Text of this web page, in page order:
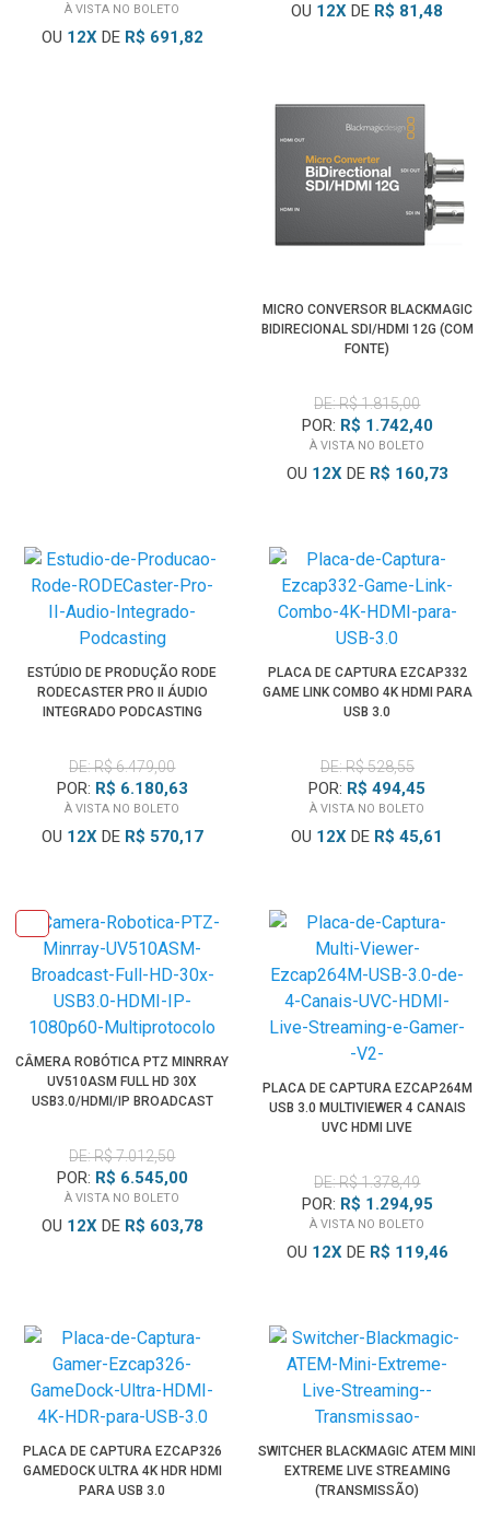
À VISTA NO BOLETO
OU 12XDE R$ 691,82
OU 12X DE R$ 81,48
MICRO CONVERSOR BLACKMAGIC
BIDIRECIONAL SDI/HDMI 12G (COM
FONTE)
DE: R$ 1.815,00
POR: R$ 1.742,40
À VISTA NO BOLETO
OU 12XDE R$ 160,73
ESTÚDIO DE PRODUÇÃO RODE
RODECASTER PRO II ÁUDIO
INTEGRADO PODCASTING
DE: R$ 6.479,00
POR: R$ 6.180,63
À VISTA NO BOLETO
OU 12XDE R$ 570,17
PLACA DE CAPTURA EZCAP332
GAME LINK COMBO 4K HDMI PARA
USB 3.0
DE: R$ 528,55
POR: R$ 494,45
À VISTA NO BOLETO
OU 12X DE R$ 45,61
CÂMERA ROBÓTICA PTZ MINRRAY
UV510ASM FULL HD 30X
USB3.0/HDMI/IP BROADCAST
DE: R$ 7.012,50
POR: R$ 6.545,00
À VISTA NO BOLETO
OU 12XDE R$ 603,78
PLACA DE CAPTURA EZCAP264M
USB 3.0 MULTIVIEWER 4 CANAIS
UVC HDMI LIVE
DE: R$ 1.378,49
POR: R$ 1.294,95
À VISTA NO BOLETO
OU 12XDE R$ 119,46
PLACA DE CAPTURA EZCAP326
GAMEDOCK ULTRA 4K HDR HDMI
PARA USB 3.0
SWITCHER BLACKMAGIC ATEM MINI
EXTREME LIVE STREAMING
(TRANSMISSÃO)